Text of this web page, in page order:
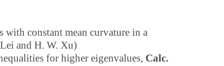
with constant mean curvature in a
and H. W. Xu)
for higher eigenvalues, Calc.